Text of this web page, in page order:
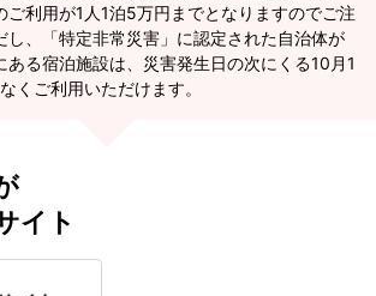
ご利用が1人1泊5万円までとなりますのでご注
し、「特定非常災害」に認定された自治体が
ある宿泊施設は、災害発生日の次にくる10月1
くご利用いただけます。
イト